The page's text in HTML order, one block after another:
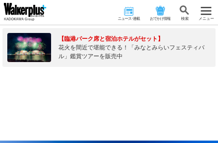
ニュース･連載 おでかけ情報 検 索 メニュー
【臨港パーク席と宿泊ホテルがセット】
花火を間近で堪能できる！「みなとみらいフェスティバ
ル」鑑賞ツアーを販売中